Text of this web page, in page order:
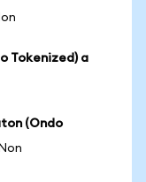
Tokenized) a
(Ondo